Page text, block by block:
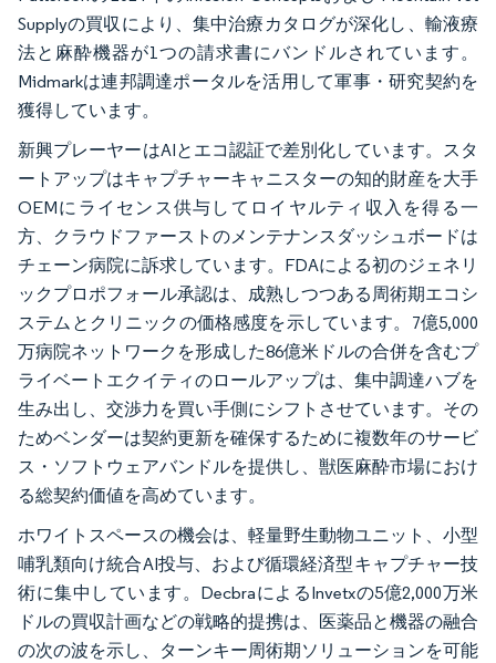
Supplyの買収により、集中治療カタログが深化し、輸液療
法と麻酔機器が1つの請求書にバンドルされています。
Midmarkは連邦調達ポータルを活用して軍事・研究契約を
獲得しています。
新興プレーヤーはAIとエコ認証で差別化しています。スタ
ートアップはキャプチャーキャニスターの知的財産を大手
OEMにライセンス供与してロイヤルティ収入を得る一
方、クラウドファーストのメンテナンスダッシュボードは
チェーン病院に訴求しています。FDAによる初のジェネリ
ックプロポフォール承認は、成熟しつつある周術期エコシ
ステムとクリニックの価格感度を示しています。7億5,000
万病院ネットワークを形成した86億米ドルの合併を含むプ
ライベートエクイティのロールアップは、集中調達ハブを
生み出し、交渉力を買い手側にシフトさせています。その
ためベンダーは契約更新を確保するために複数年のサービ
ス・ソフトウェアバンドルを提供し、獣医麻酔市場におけ
る総契約価値を高めています。
ホワイトスペースの機会は、軽量野生動物ユニット、小型
哺乳類向け統合AI投与、および循環経済型キャプチャー技
術に集中しています。DecbraによるInvetxの5億2,000万米
ドルの買収計画などの戦略的提携は、医薬品と機器の融合
の次の波を示し、ターンキー周術期ソリューションを可能